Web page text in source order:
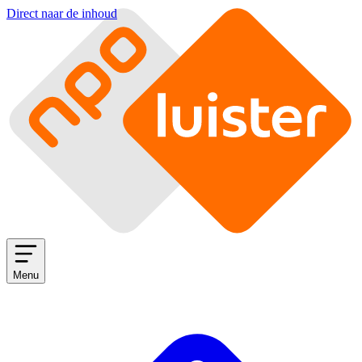
Direct naar de inhoud
Menu